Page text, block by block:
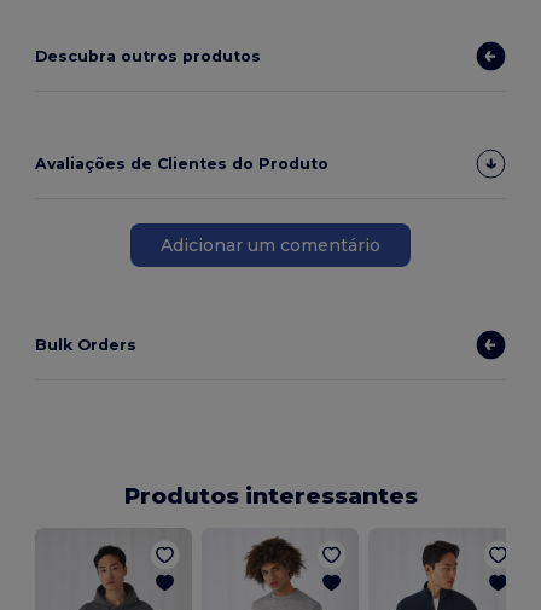
Descubra outros produtos
Avaliações de Clientes do Produto
Adicionar um comentário
Bulk Orders
Produtos interessantes